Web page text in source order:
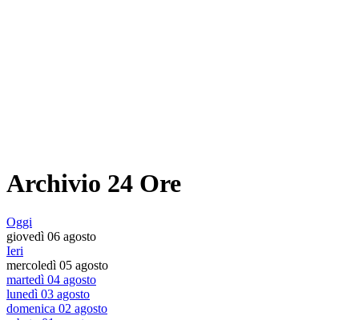
Archivio 24 Ore
Oggi
giovedì 06 agosto
Ieri
mercoledì 05 agosto
martedì 04 agosto
lunedì 03 agosto
domenica 02 agosto